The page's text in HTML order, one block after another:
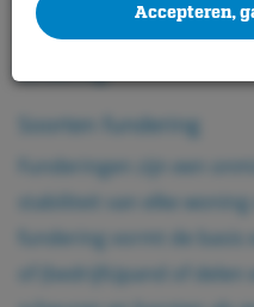
zelfs kortingen tot wel
Soorten fundering
Funderingen zijn een
stabiliteit van elke
fundering vormt de
of (bedrijfs)pand of delen
voor geeft.
Als u meer wilt weten
worden en over uw
Accepteren,